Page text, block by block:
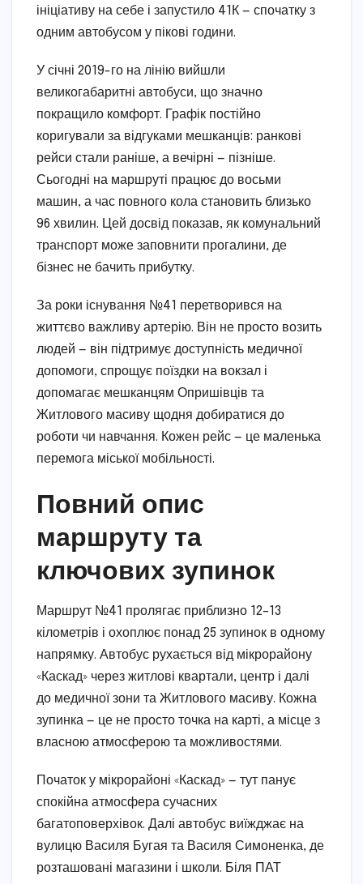
ініціативу на себе і запустило 41К — спочатку з
одним автобусом у пікові години.
У січні 2019-го на лінію вийшли
великогабаритні автобуси, що значно
покращило комфорт. Графік постійно
коригували за відгуками мешканців: ранкові
рейси стали раніше, а вечірні — пізніше.
Сьогодні на маршруті працює до восьми
машин, а час повного кола становить близько
96 хвилин. Цей досвід показав, як комунальний
транспорт може заповнити прогалини, де
бізнес не бачить прибутку.
За роки існування №41 перетворився на
життєво важливу артерію. Він не просто возить
людей — він підтримує доступність медичної
допомоги, спрощує поїздки на вокзал і
допомагає мешканцям Опришівців та
Житлового масиву щодня добиратися до
роботи чи навчання. Кожен рейс — це маленька
перемога міської мобільності.
Повний опис
маршруту та
ключових зупинок
Маршрут №41 пролягає приблизно 12–13
кілометрів і охоплює понад 25 зупинок в одному
напрямку. Автобус рухається від мікрорайону
«Каскад» через житлові квартали, центр і далі
до медичної зони та Житлового масиву. Кожна
зупинка — це не просто точка на карті, а місце з
власною атмосферою та можливостями.
Початок у мікрорайоні «Каскад» — тут панує
спокійна атмосфера сучасних
багатоповерхівок. Далі автобус виїжджає на
вулицю Василя Бугая та Василя Симоненка, де
розташовані магазини і школи. Біля ПАТ